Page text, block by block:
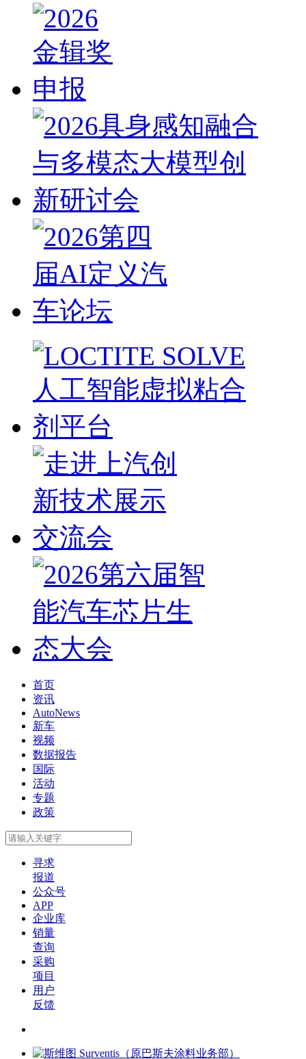
首页
资讯
AutoNews
新车
视频
数据报告
国际
活动
专题
政策
寻求
报道
公众号
APP
企业库
销量
查询
采购
项目
用户
反馈